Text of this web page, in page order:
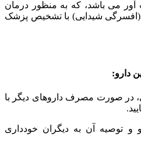
می باشد، که به منظور درمان
شیدایی) با تشخیص پزشک
دارو:
در صورت مصرف داروهای دیگر با
و توصیه آن به دیگران خودداری